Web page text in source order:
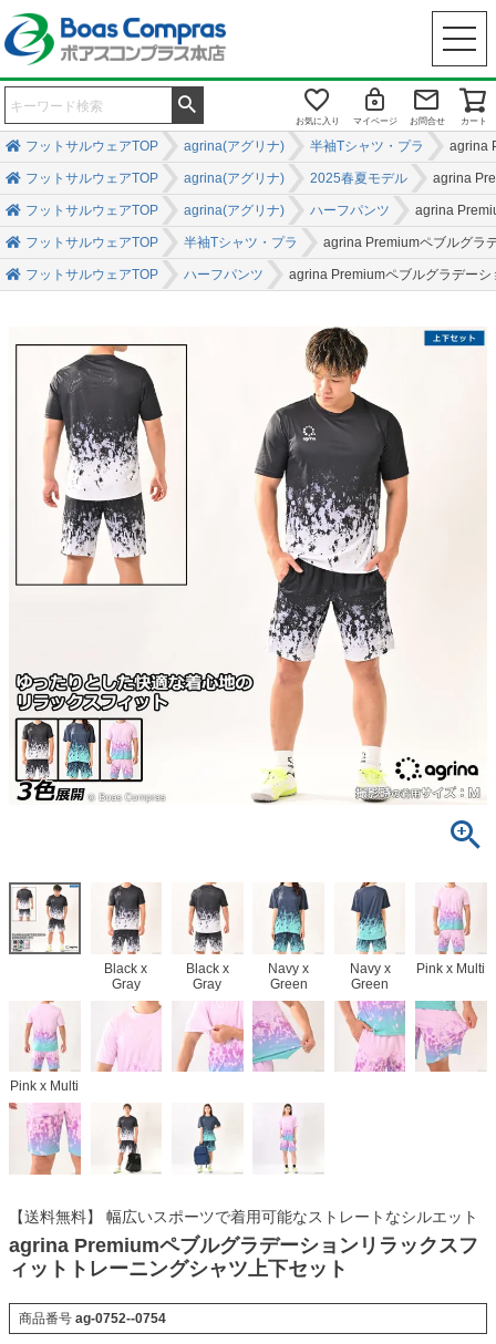
お気に入り マイページ お問合せ カート
フットサルウェアTOP agrina(アグリナ) 半袖Tシャツ・プラ agrina
フットサルウェアTOP agrina(アグリナ) 2025春夏モデル agrina
フットサルウェアTOP agrina(アグリナ) ハーフパンツ agrina
フットサルウェアTOP 半袖Tシャツ・プラ agrina Premiumペブルグラ
フットサルウェアTOP ハーフパンツ agrina Premiumペブルグラデー
Black x
Gray
Black x
Gray
Navy x
Green
Navy x
Green
Pink x Multi
Pink x Multi
【送料無料】 幅広いスポーツで着用可能なストレートなシルエット
agrina Premiumペブルグラデーションリラックスフ
ィットトレーニングシャツ上下セット
商品番号 ag-0752--0754